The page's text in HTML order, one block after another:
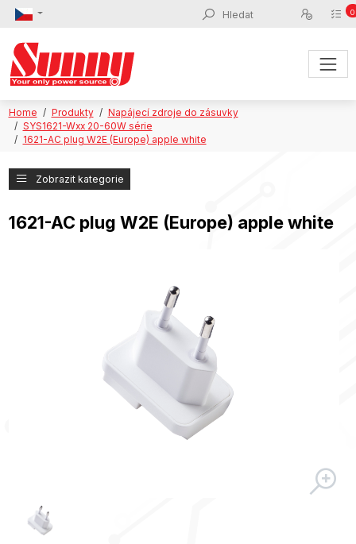
0
Home Produkty
Napájecí zdroje do zásuvky
SYS1621-Wxx 20-60W série
1621-AC plug W2E (Europe) apple white
Zobrazit kategorie
1621-AC plug W2E (Europe) apple white